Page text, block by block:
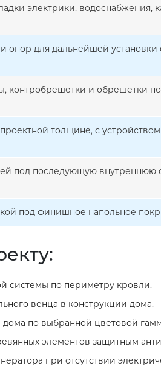
электрики, водоснабжения,
для дальнейшей установки
контробрешетки и обрешетки
толщине, с
под последующую внутреннюю
под финишное напольное
системы по периметру кровли.
венца в конструкции дома.
дома по выбранной цветовой
элементов защитным
при отсутствии